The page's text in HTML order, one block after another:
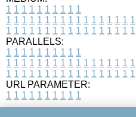
1 1 1 1 1 1 1 1 1 1
1 1 1 1 1 1 1 1 1 1 1 1 1 1 1 1 1
1 1 1 1 1 1 1 1 1 1 1 1 1 1 1 1 1
PARALLELS:
1 1 1 1 1 1 1 1 1 1
1 1 1 1 1 1 1 1 1 1 1 1 1 1 1 1 1
1 1 1 1 1 1 1 1 1 1 1 1 1 1 1 1 1
URL PARAMETER:
1 1 1 1 1 1 1 1 1 1